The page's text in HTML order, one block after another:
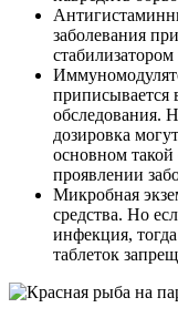
заболевания
приписывается
обследования.
дозировка
основном такой
проявлении
Микробная
средства. Но
инфекция,
таблеток